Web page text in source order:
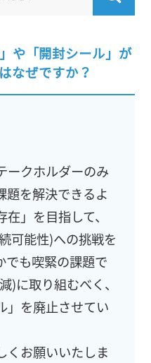
や「開封シール」が
なぜですか？
ークホルダーのみ
題を解決できるよ
」を目指して、
可能性)への挑戦を
でも喫緊の課題で
)に取り組むべく、
」を廃止させてい
くお願いいたしま